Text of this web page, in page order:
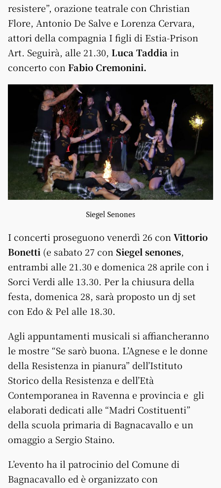
resistere”, orazione teatrale con Christian
Flore, Antonio De Salve e Lorenza Cervara,
attori della compagnia I figli di Estia-Prison
Art. Seguirà, alle 21.30, Luca Taddia in
concerto con Fabio Cremonini.
Siegel Senones
I concerti proseguono venerdì 26 con Vittorio
Bonetti (e sabato 27 con Siegel senones,
entrambi alle 21.30 e domenica 28 aprile con i
Sorci Verdi alle 13.30. Per la chiusura della
festa, domenica 28, sarà proposto un dj set
con Edo & Pel alle 18.30.
Agli appuntamenti musicali si affiancheranno
le mostre “Se sarò buona. L’Agnese e le donne
della Resistenza in pianura” dell’Istituto
Storico della Resistenza e dell’Età
Contemporanea in Ravenna e provincia e gli
elaborati dedicati alle “Madri Costituenti”
della scuola primaria di Bagnacavallo e un
omaggio a Sergio Staino.
L’evento ha il patrocinio del Comune di
Bagnacavallo ed è organizzato con